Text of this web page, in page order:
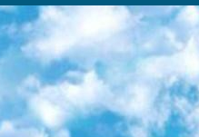
лишь заголовки, в остальном содержание переводов соответствует оригиналам. Полные тексты можно читать прямо в социальной сети. 8. InternetUrok Онлайн-база материалов по основным дисциплинам школьной программы. Информация на сайте структурирована по классам, предметам и темам (урокам). Каждый урок состоит из видеолекций и конспектов. Есть также интерактивные тренажёры и тесты для закрепления пройденного материала. Даже если вы давно окончили школу, возможность повторить программу старших классов всегда может пригодиться. 9. Edutainme Ещё один ресурс об образовании. В отличие от Newtonew, как мне кажется, Edutainme больше ориентируется на представителей индустрии: педагогов, предпринимателей, разработчиков образовательных проектов. Но и любой, кто просто стремится к саморазвитию, найдёт на сайте много полезного и интересного для себя. Например, информацию о новых курсах и образовательных сервисах. 10. Newtonew Онлайн-медиа об образовании и обучении в широком смысле. Авторы Newtonew пишут об инструментах, заведениях, тактиках и стратегиях, которые помогают учить других и получать новые знания самостоятельно. На этой площадке вы найдёте новости, обзоры, аналитические мат